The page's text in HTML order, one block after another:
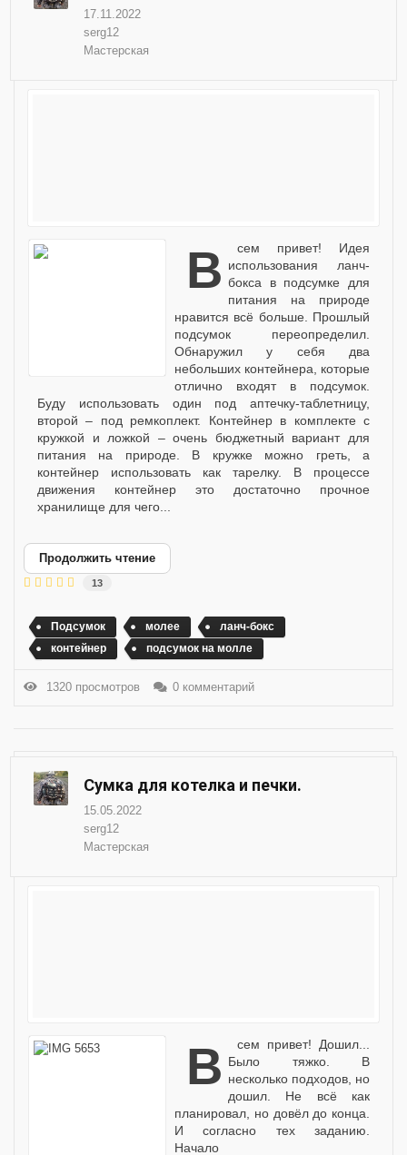
17.11.2022
serg12
Мастерская
Всем привет! Идея использования ланч-
бокса в подсумке для
питания на природе
нравится всё больше. Прошлый
подсумок переопределил.
Обнаружил у себя два
небольших контейнера, которые
отлично входят в подсумок.
Буду использовать один под аптечку-таблетницу,
второй – под ремкоплект. Контейнер в комплекте с
кружкой и ложкой – очень бюджетный вариант для
питания на природе. В кружке можно греть, а
контейнер использовать как тарелку. В процессе
движения контейнер это достаточно прочное
хранилище для чего...
Продолжить чтение
13
Подсумок молее
ланч-бокс
контейнер
подсумок на молле
1320 просмотров 0 комментарий
Сумка для котелка и печки.
15.05.2022
serg12
Мастерская
Всем привет! Дошил... Было тяжко. В
несколько подходов, но
дошил. Не всё как
планировал, но довёл до конца.
И согласно тех заданию.
Начало